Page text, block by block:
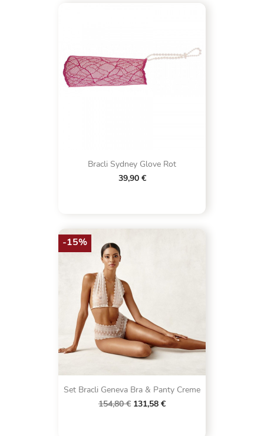
Bracli Sydney Glove Rot
39,90 €
Set Bracli Geneva Bra & Panty Creme
154,80 € 131,58 €
-15%